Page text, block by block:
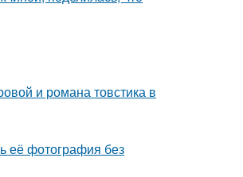
и романа товстика в
её фотография без